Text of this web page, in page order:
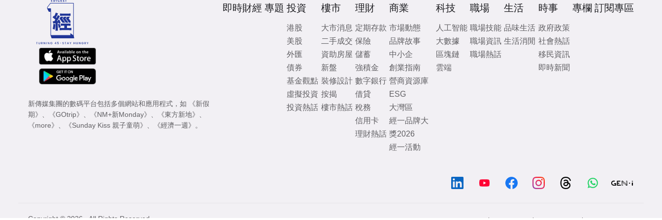
新傳媒集團的數碼平台包括多個網站和應用程式，如
《新假
期》
《GOtrip》 《NM+新Monday》 《東方新地》
《more》
《Sunday Kiss 親子童萌》 《經濟一週》 。
即時財經 專題 投資
港股
美股
外匯
債券
基金觀點
虛擬投資
投資熱話
樓市
大市消息
二手成交
資助房屋
新盤
裝修設計
按揭
樓市熱話
理財
定期存款
保險
儲蓄
強積金
數字銀行
借貸
稅務
信用卡
理財熱話
商業
市場動態
品牌故事
中小企
創業指南
營商資源庫
ESG
大灣區
經一品牌大
獎2026
經一活動
科技
人工智能
大數據
區塊鏈
雲端
職場
職場技能
職場資訊
職場熱話
生活
品味生活
生活消閒
時事
政府政策
社會熱話
移民資訊
即時新聞
專欄 訂閱專區
Copyright © 2026 - All Rights Reserved